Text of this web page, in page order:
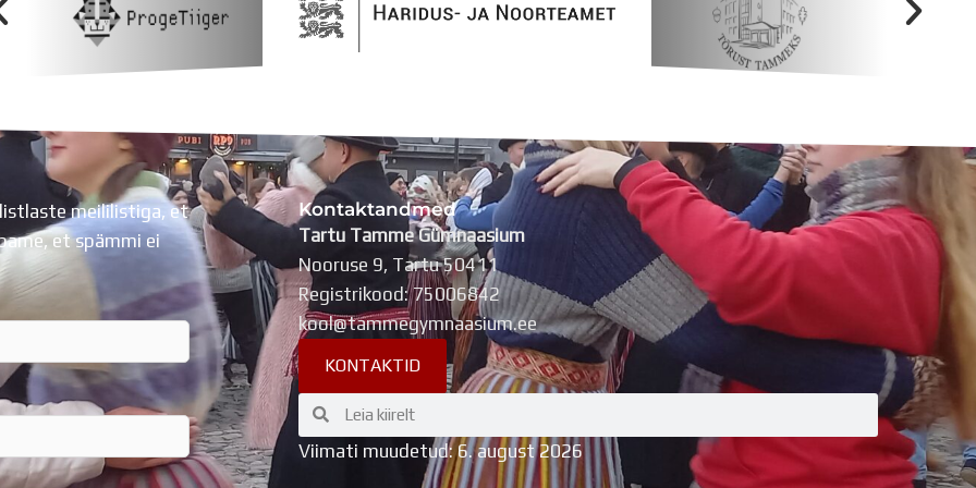
meililistiga, et
et spämmi ei
Kontaktandmed
Tartu Tamme Gümnaasium
Nooruse 9, Tartu 50411
Registrikood: 75006842
kool@tammegymnaasium.ee
KONTAKTID
SearchSearch
Viimati muudetud: 6. august 2026